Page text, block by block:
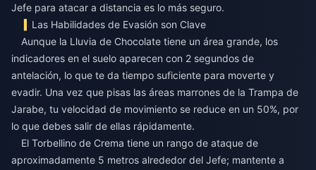
Jefe para atacar a distancia es lo más seguro.
Las Habilidades de Evasión son Clave
Aunque la Lluvia de Chocolate tiene un área grande, los
indicadores en el suelo aparecen con 2 segundos de
antelación, lo que te da tiempo suficiente para moverte y
evadir. Una vez que pisas las áreas marrones de la Trampa de
Jarabe, tu velocidad de movimiento se reduce en un 50%, por
lo que debes salir de ellas rápidamente.
El Torbellino de Crema tiene un rango de ataque de
aproximadamente 5 metros alrededor del Jefe; mantente a